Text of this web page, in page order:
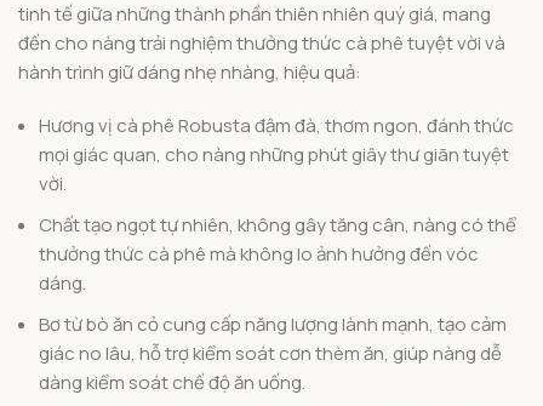
tinh tế giữa những thành phần thiên nhiên quý giá, mang
đến cho nàng trải nghiệm thưởng thức cà phê tuyệt vời và
hành trình giữ dáng nhẹ nhàng, hiệu quả:
Hương vị cà phê Robusta đậm đà, thơm ngon, đánh thức
mọi giác quan, cho nàng những phút giây thư giãn tuyệt
vời.
Chất tạo ngọt tự nhiên, không gây tăng cân, nàng có thể
thưởng thức cà phê mà không lo ảnh hưởng đến vóc
dáng.
Bơ từ bò ăn cỏ cung cấp năng lượng lành mạnh, tạo cảm
giác no lâu, hỗ trợ kiểm soát cơn thèm ăn, giúp nàng dễ
dàng kiểm soát chế độ ăn uống.